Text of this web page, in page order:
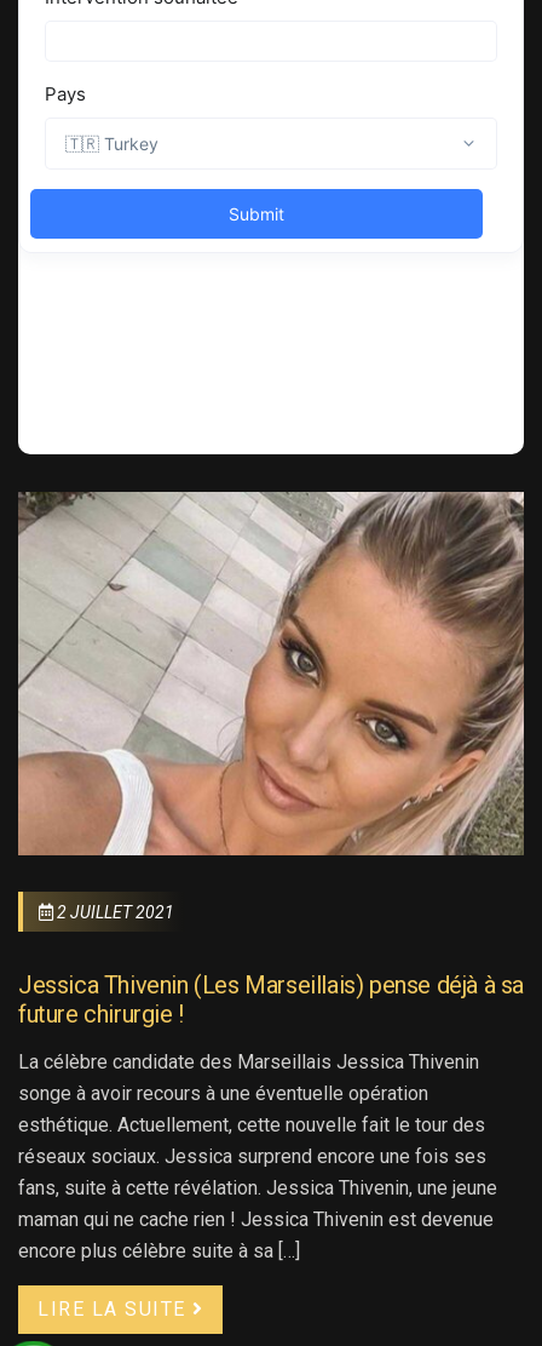
2 JUILLET 2021
Jessica Thivenin (Les Marseillais) pense déjà à sa
future chirurgie !
La célèbre candidate des Marseillais Jessica Thivenin
songe à avoir recours à une éventuelle opération
esthétique. Actuellement, cette nouvelle fait le tour des
réseaux sociaux. Jessica surprend encore une fois ses
fans, suite à cette révélation. Jessica Thivenin, une jeune
maman qui ne cache rien ! Jessica Thivenin est devenue
encore plus célèbre suite à sa […]
LIRE LA SUITE